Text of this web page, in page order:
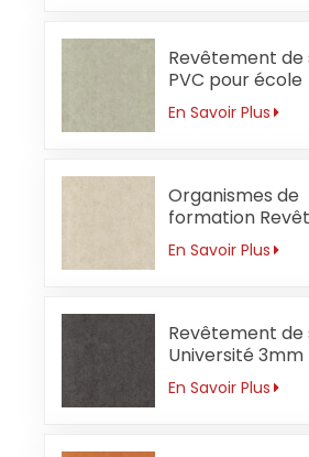
Revêtement de
PVC pour école
primaire 3 mm
Résistant aux
En Savoir Plus
Organismes de
formation
de sol PVC 3mm
Antibactérien
En Savoir Plus
Revêtement de
Université 3mm
Sécurité
En Savoir Plus